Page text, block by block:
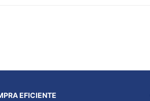
EFICIENTE